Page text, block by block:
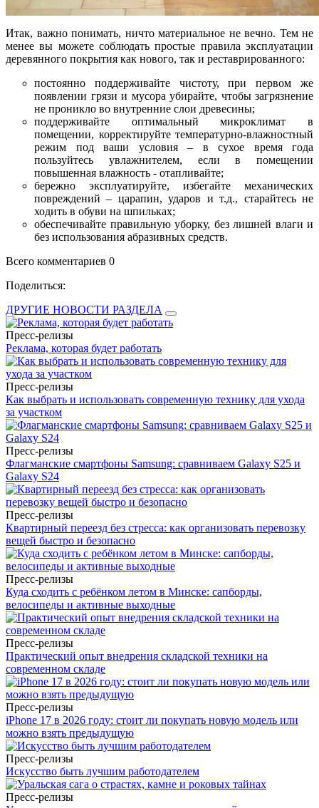
Итак, важно понимать, ничто материальное не вечно. Тем не
менее вы можете соблюдать простые правила эксплуатации
деревянного покрытия как нового, так и реставрированного:
постоянно поддерживайте чистоту, при первом же
появлении грязи и мусора убирайте, чтобы загрязнение
не проникло во внутренние слои древесины;
поддерживайте оптимальный микроклимат в
помещении, корректируйте температурно-влажностный
режим под ваши условия – в сухое время года
пользуйтесь увлажнителем, если в помещении
повышенная влажность - отапливайте;
бережно эксплуатируйте, избегайте механических
повреждений – царапин, ударов и т.д., старайтесь не
ходить в обуви на шпильках;
обеспечивайте правильную уборку, без лишней влаги и
без использования абразивных средств.
Всего комментариев 0
Поделиться:
ДРУГИЕ НОВОСТИ РАЗДЕЛА
Пресс-релизы
Реклама, которая будет работать
Пресс-релизы
Как выбрать и использовать современную технику для ухода
за участком
Пресс-релизы
Флагманские смартфоны Samsung: сравниваем Galaxy S25 и
Galaxy S24
Пресс-релизы
Квартирный переезд без стресса: как организовать перевозку
вещей быстро и безопасно
Пресс-релизы
Куда сходить с ребёнком летом в Минске: сапборды,
велосипеды и активные выходные
Пресс-релизы
Практический опыт внедрения складской техники на
современном складе
Пресс-релизы
iPhone 17 в 2026 году: стоит ли покупать новую модель или
можно взять предыдущую
Пресс-релизы
Искусство быть лучшим работодателем
Пресс-релизы